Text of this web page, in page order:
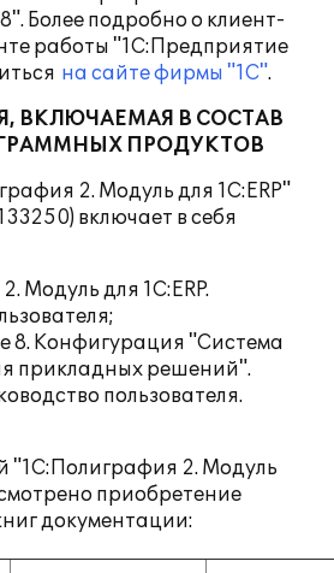
Более подробно о клиент-
работы "1С:Предприятие
на сайте фирмы "1С".
ВКЛЮЧАЕМАЯ В СОСТАВ
ПРОДУКТОВ
2. Модуль для 1С:ERP"
включает в себя
Модуль для 1С:ERP.
8. Конфигурация "Система
прикладных решений".
пользователя.
"1С:Полиграфия 2. Модуль
приобретение
документации: